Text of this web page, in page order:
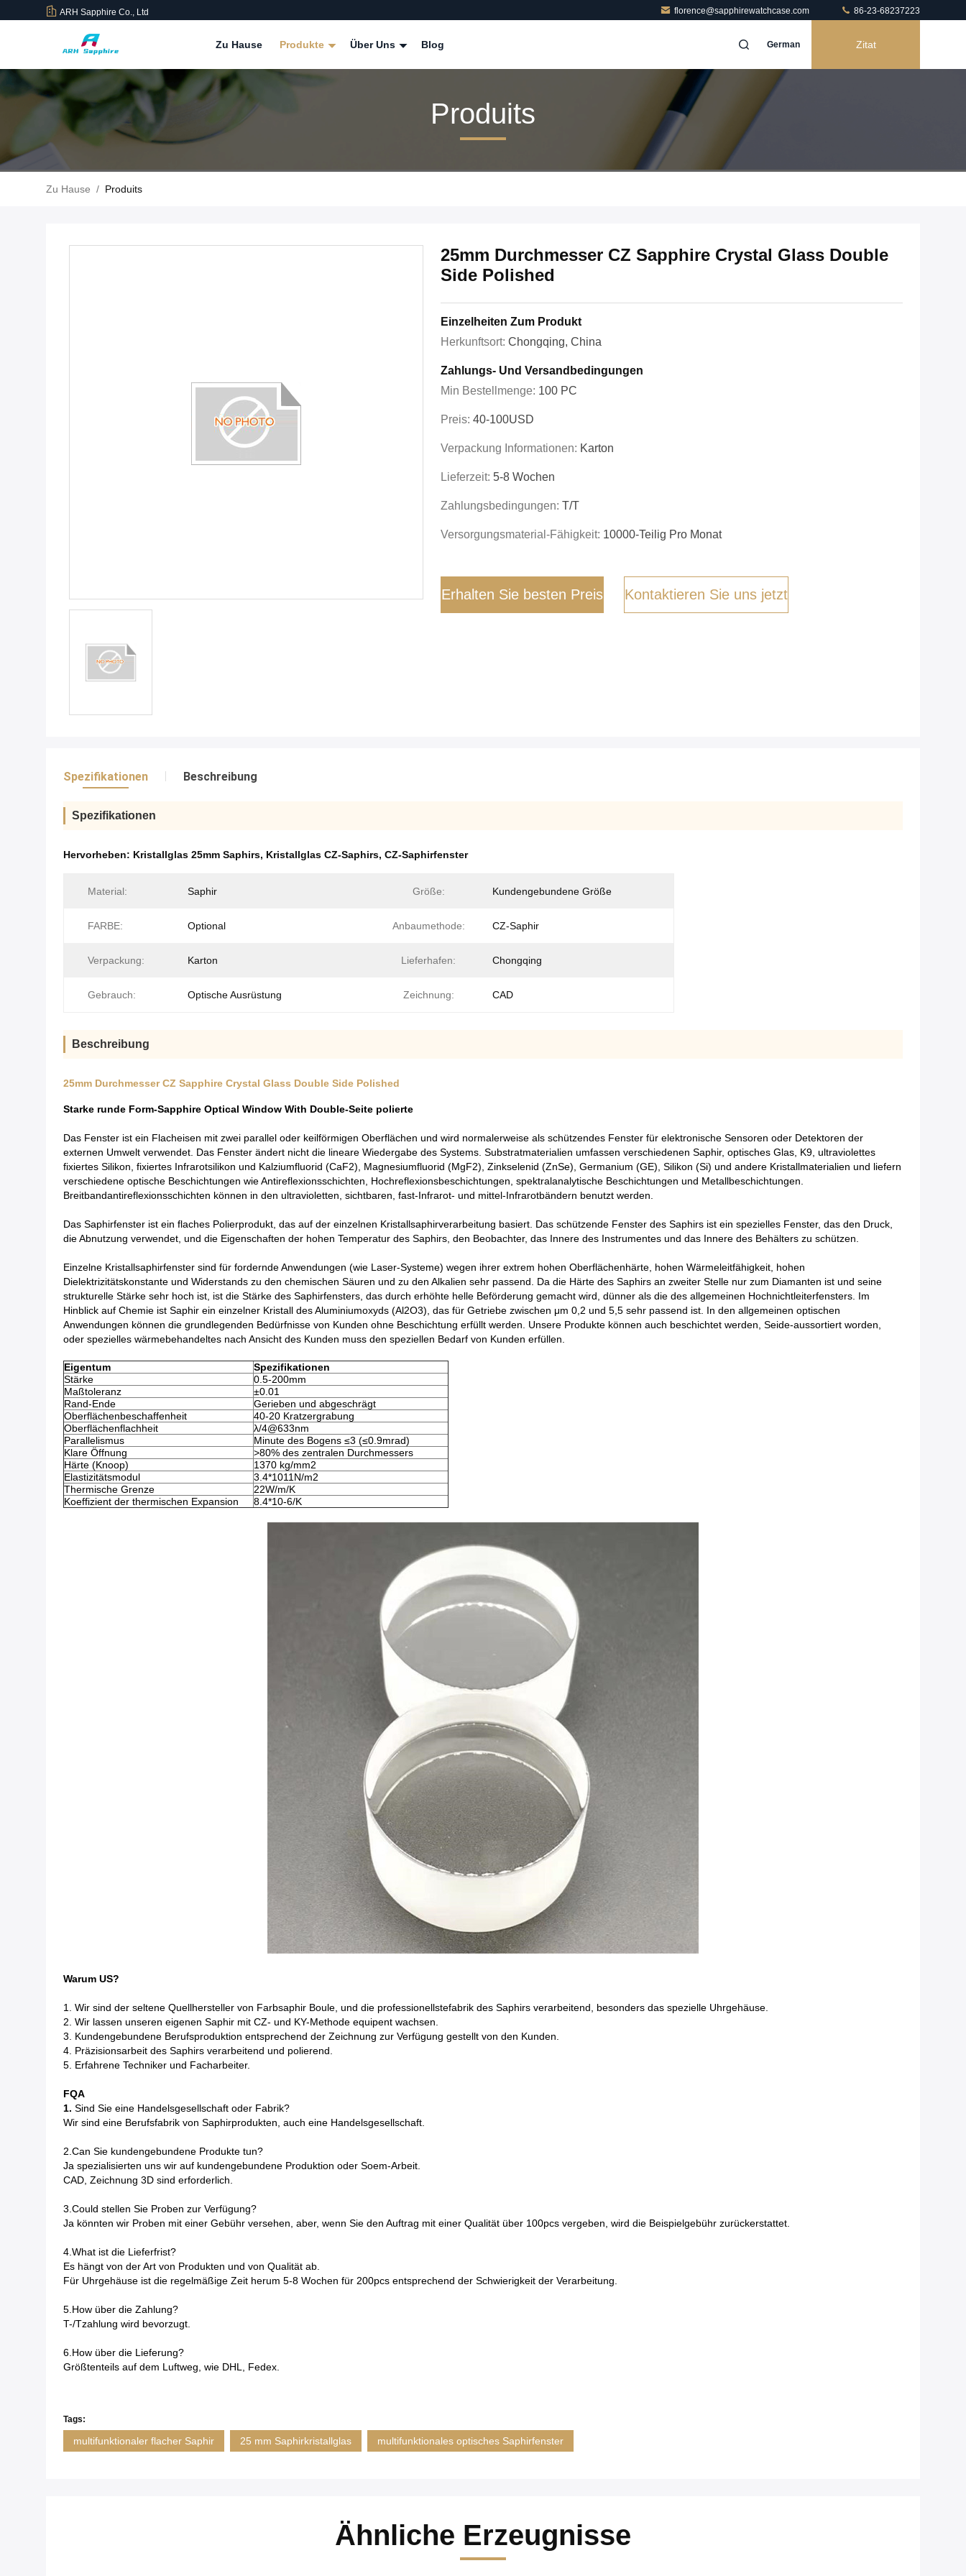
ARH Sapphire Co., Ltd florence@sapphirewatchcase.com 86-23-68237223
Zu Hause Produkte Über Uns Blog German Zitat
Produits
Zu Hause / Produits
25mm Durchmesser CZ Sapphire Crystal Glass Double
Side Polished
Einzelheiten Zum Produkt
Herkunftsort: Chongqing, China
Zahlungs- Und Versandbedingungen
Min Bestellmenge: 100 PC
Preis: 40-100USD
Verpackung Informationen: Karton
Lieferzeit: 5-8 Wochen
Zahlungsbedingungen: T/T
Versorgungsmaterial-Fähigkeit: 10000-Teilig Pro Monat
Erhalten Sie besten Preis Kontaktieren Sie uns jetzt
Spezifikationen Beschreibung
Spezifikationen
Hervorheben: Kristallglas 25mm Saphirs, Kristallglas CZ-Saphirs, CZ-Saphirfenster
Material: Saphir Größe: Kundengebundene Größe
FARBE: Optional Anbaumethode: CZ-Saphir
Verpackung: Karton Lieferhafen: Chongqing
Gebrauch: Optische Ausrüstung Zeichnung: CAD
Beschreibung
25mm Durchmesser CZ Sapphire Crystal Glass Double Side Polished
Starke runde Form-Sapphire Optical Window With Double-Seite polierte
Das Fenster ist ein Flacheisen mit zwei parallel oder keilförmigen Oberflächen und wird normalerweise als schützendes Fenster für elektronische Sensoren oder Detektoren der
externen Umwelt verwendet. Das Fenster ändert nicht die lineare Wiedergabe des Systems. Substratmaterialien umfassen verschiedenen Saphir, optisches Glas, K9, ultraviolettes
fixiertes Silikon, fixiertes Infrarotsilikon und Kalziumfluorid (CaF2), Magnesiumfluorid (MgF2), Zinkselenid (ZnSe), Germanium (GE), Silikon (Si) und andere Kristallmaterialien und liefern
verschiedene optische Beschichtungen wie Antireflexionsschichten, Hochreflexionsbeschichtungen, spektralanalytische Beschichtungen und Metallbeschichtungen.
Breitbandantireflexionsschichten können in den ultravioletten, sichtbaren, fast-Infrarot- und mittel-Infrarotbändern benutzt werden.
Das Saphirfenster ist ein flaches Polierprodukt, das auf der einzelnen Kristallsaphirverarbeitung basiert. Das schützende Fenster des Saphirs ist ein spezielles Fenster, das den Druck,
die Abnutzung verwendet, und die Eigenschaften der hohen Temperatur des Saphirs, den Beobachter, das Innere des Instrumentes und das Innere des Behälters zu schützen.
Einzelne Kristallsaphirfenster sind für fordernde Anwendungen (wie Laser-Systeme) wegen ihrer extrem hohen Oberflächenhärte, hohen Wärmeleitfähigkeit, hohen
Dielektrizitätskonstante und Widerstands zu den chemischen Säuren und zu den Alkalien sehr passend. Da die Härte des Saphirs an zweiter Stelle nur zum Diamanten ist und seine
strukturelle Stärke sehr hoch ist, ist die Stärke des Saphirfensters, das durch erhöhte helle Beförderung gemacht wird, dünner als die des allgemeinen Hochnichtleiterfensters. Im
Hinblick auf Chemie ist Saphir ein einzelner Kristall des Aluminiumoxyds (Al2O3), das für Getriebe zwischen μm 0,2 und 5,5 sehr passend ist. In den allgemeinen optischen
Anwendungen können die grundlegenden Bedürfnisse von Kunden ohne Beschichtung erfüllt werden. Unsere Produkte können auch beschichtet werden, Seide-aussortiert worden,
oder spezielles wärmebehandeltes nach Ansicht des Kunden muss den speziellen Bedarf von Kunden erfüllen.
Eigentum
Spezifikationen
Stärke
0.5-200mm
Maßtoleranz
±0.01
Rand-Ende
Gerieben und abgeschrägt
Oberflächenbeschaffenheit
40-20 Kratzergrabung
Oberflächenflachheit
λ/4@633nm
Parallelismus
Minute des Bogens ≤3 (≤0.9mrad)
Klare Öffnung
>80% des zentralen Durchmessers
Härte (Knoop)
1370 kg/mm2
Elastizitätsmodul
3.4*1011N/m2
Thermische Grenze
22W/m/K
Koeffizient der thermischen Expansion
8.4*10-6/K
Warum US?
1. Wir sind der seltene Quellhersteller von Farbsaphir Boule, und die professionellstefabrik des Saphirs verarbeitend, besonders das spezielle Uhrgehäuse.
2. Wir lassen unseren eigenen Saphir mit CZ- und KY-Methode equipent wachsen.
3. Kundengebundene Berufsproduktion entsprechend der Zeichnung zur Verfügung gestellt von den Kunden.
4. Präzisionsarbeit des Saphirs verarbeitend und polierend.
5. Erfahrene Techniker und Facharbeiter.
FQA
1. Sind Sie eine Handelsgesellschaft oder Fabrik?
Wir sind eine Berufsfabrik von Saphirprodukten, auch eine Handelsgesellschaft.
2.Can Sie kundengebundene Produkte tun?
Ja spezialisierten uns wir auf kundengebundene Produktion oder Soem-Arbeit.
CAD, Zeichnung 3D sind erforderlich.
3.Could stellen Sie Proben zur Verfügung?
Ja könnten wir Proben mit einer Gebühr versehen, aber, wenn Sie den Auftrag mit einer Qualität über 100pcs vergeben, wird die Beispielgebühr zurückerstattet.
4.What ist die Lieferfrist?
Es hängt von der Art von Produkten und von Qualität ab.
Für Uhrgehäuse ist die regelmäßige Zeit herum 5-8 Wochen für 200pcs entsprechend der Schwierigkeit der Verarbeitung.
5.How über die Zahlung?
T-/Tzahlung wird bevorzugt.
6.How über die Lieferung?
Größtenteils auf dem Luftweg, wie DHL, Fedex.
Tags:
multifunktionaler flacher Saphir 25 mm Saphirkristallglas multifunktionales optisches Saphirfenster
Ähnliche Erzeugnisse